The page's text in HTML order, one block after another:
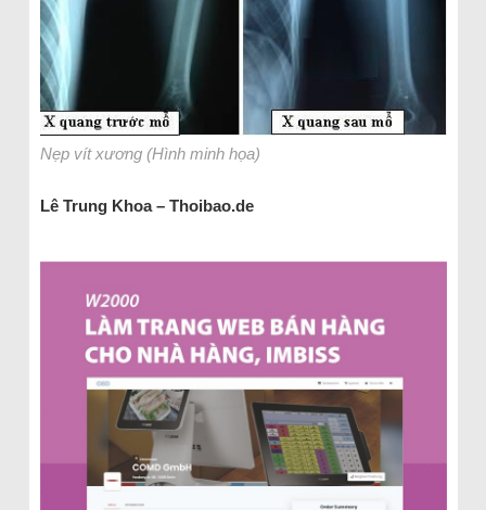
Nẹp vít xương (Hình minh họa)
Lê Trung Khoa – Thoibao.de